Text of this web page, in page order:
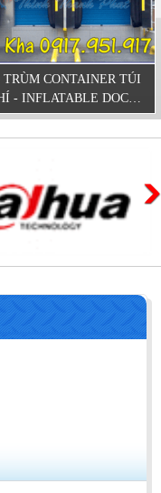
TRÙM CONTAINER TÚI
- INFLATABLE DOCK
SHELTER